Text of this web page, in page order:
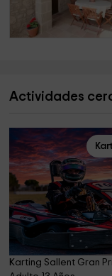
Actividades
Karting Sallent Gran